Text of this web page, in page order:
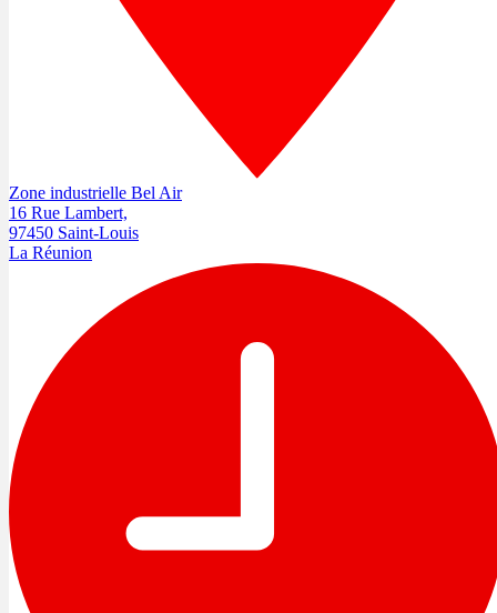
Zone industrielle Bel Air
16 Rue Lambert,
97450 Saint-Louis
La Réunion